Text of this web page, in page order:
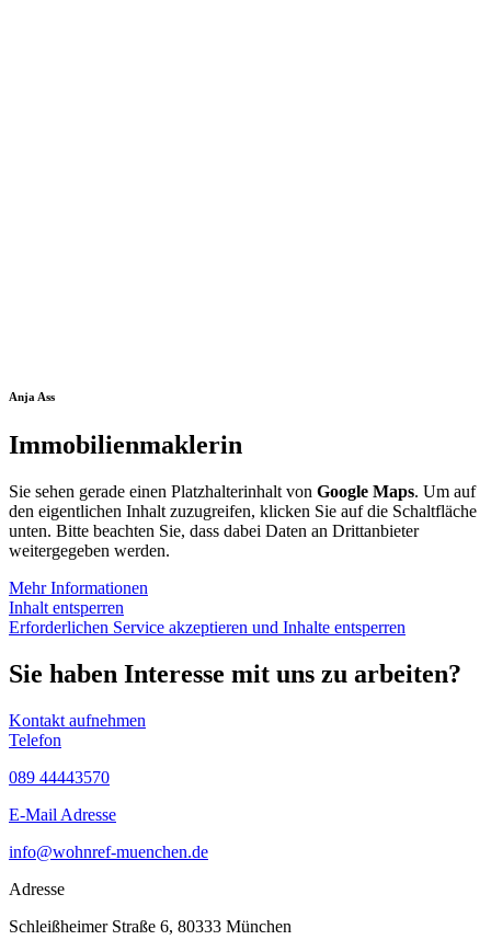
Anja Ass
Immobilienmaklerin
Sie sehen gerade einen Platzhalterinhalt von Google Maps. Um auf
den eigentlichen Inhalt zuzugreifen, klicken Sie auf die Schaltfläche
unten. Bitte beachten Sie, dass dabei Daten an Drittanbieter
weitergegeben werden.
Mehr Informationen
Inhalt entsperren
Erforderlichen Service akzeptieren und Inhalte entsperren
Sie haben Interesse mit uns zu arbeiten?
Kontakt aufnehmen
Telefon
089 44443570
E-Mail Adresse
info@wohnref-muenchen.de
Adresse
Schleißheimer Straße 6, 80333 München